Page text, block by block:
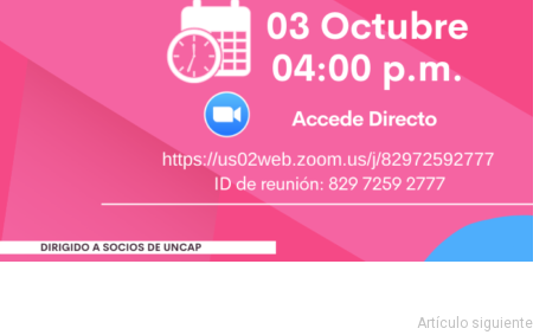
Artículo siguiente